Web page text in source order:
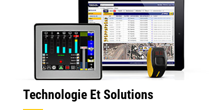
Technologie Et Solutions